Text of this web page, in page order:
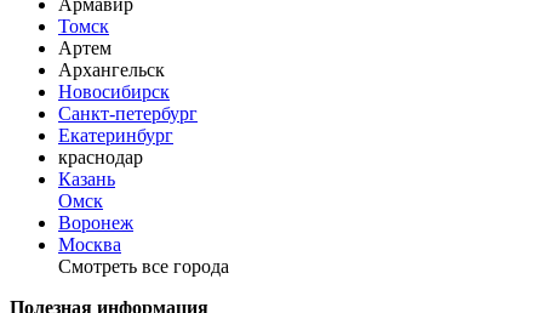
Томск
Артем
Архангельск
Новосибирск
Санкт-петербург
Екатеринбург
краснодар
Казань
Омск
Воронеж
Москва
Смотреть все города
Полезная информация